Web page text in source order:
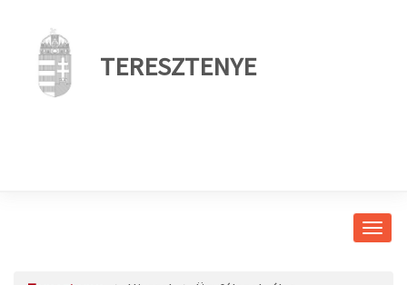
TERESZTENYE